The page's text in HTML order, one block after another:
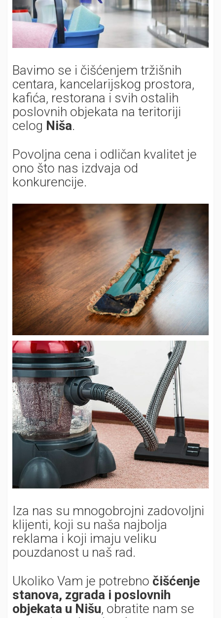
Bavimo se i čišćenjem tržišnih
centara, kancelarijskog prostora,
kafića, restorana i svih ostalih
poslovnih objekata na teritoriji
celog Niša.
Povoljna cena i odličan kvalitet je
ono što nas izdvaja od
konkurencije.
Iza nas su mnogobrojni zadovoljni
klijenti, koji su naša najbolja
reklama i koji imaju veliku
pouzdanost u naš rad.
Ukoliko Vam je potrebno čišćenje
stanova, zgrada i poslovnih
objekata u Nišu, obratite nam se